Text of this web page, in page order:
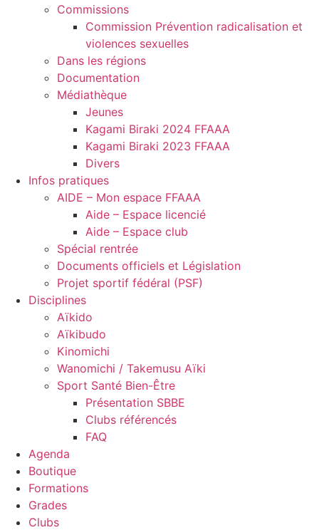
Commissions
Commission Prévention radicalisation et
violences sexuelles
Dans les régions
Documentation
Médiathèque
Jeunes
Kagami Biraki 2024 FFAAA
Kagami Biraki 2023 FFAAA
Divers
Infos pratiques
AIDE – Mon espace FFAAA
Aide – Espace licencié
Aide – Espace club
Spécial rentrée
Documents officiels et Législation
Projet sportif fédéral (PSF)
Disciplines
Aïkido
Aïkibudo
Kinomichi
Wanomichi / Takemusu Aïki
Sport Santé Bien-Être
Présentation SBBE
Clubs référencés
FAQ
Agenda
Boutique
Formations
Grades
Clubs